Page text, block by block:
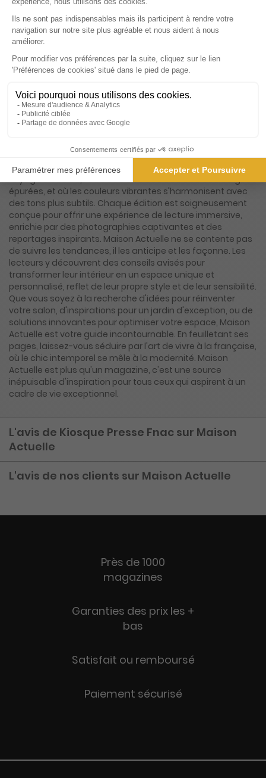
écrite française par son approche raffinée et avant-
gardiste de la décoration d'intérieur et d'extérieur. Ce
magazine, véritable bible pour les passionnés de design et
l'excellence et l'originalité dans l'aménagement de leur
espace de vie. Chaque numéro est une invitation à
l'innovation, et où chaque détail est pensé pour sublimer
votre habitat. Avec Maison Actuelle, plongez dans un
monde où les tendances se dessinent avec élégance et
nouveautés en matière de décoration, en mettant en
lumière des créateurs de renom ainsi que des talents
émergents. Les pages de Maison Actuelle sont un véritable
voyage sensoriel, où les matières nobles côtoient les lignes
épurées, et où les couleurs vibrantes s'harmonisent avec
des tons plus subtils. Chaque édition est soigneusement
conçue pour offrir une expérience de lecture immersive,
enrichie par des photographies captivantes et des
reportages inspirants. Maison Actuelle ne se contente pas
de suivre les tendances, il les anticipe et les façonne. Les
lecteurs y découvrent des conseils avisés pour
transformer leur intérieur en un espace unique et
personnalisé, reflet de leur propre style et de leur sensibilité.
Que vous soyez à la recherche d'idées pour réinventer
votre salon, d'inspirations pour un jardin d'exception, ou de
solutions innovantes pour optimiser votre espace, Maison
Actuelle est votre guide incontournable. En feuilletant ses
pages, laissez-vous séduire par l'art de vivre à la française,
où le chic intemporel se mêle à la modernité. Maison
Actuelle est plus qu'un magazine, c'est une source
inépuisable d'inspiration pour tous ceux qui aspirent à un
cadre de vie exceptionnel.
L'avis de Kiosque Presse Fnac sur Maison
Actuelle
L'avis de nos clients sur Maison Actuelle
Près de 1000
magazines
Garanties des prix les +
bas
Satisfait ou remboursé
Paiement sécurisé